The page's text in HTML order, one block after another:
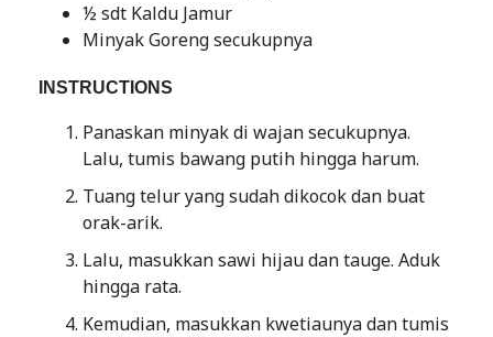
½ sdt Kaldu Jamur
Minyak Goreng secukupnya
INSTRUCTIONS
Panaskan minyak di wajan secukupnya.
Lalu, tumis bawang putih hingga harum.
Tuang telur yang sudah dikocok dan buat
orak-arik.
Lalu, masukkan sawi hijau dan tauge. Aduk
hingga rata.
Kemudian, masukkan kwetiaunya dan tumis